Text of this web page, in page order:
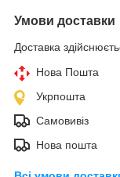
Умови доставки
Доставка
Нова Пошта
Укрпошта
Самовивіз
Нова пошта